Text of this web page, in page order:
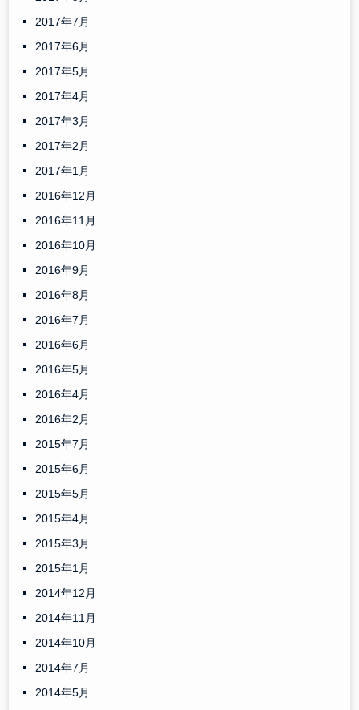
2017年7月
2017年6月
2017年5月
2017年4月
2017年3月
2017年2月
2017年1月
2016年12月
2016年11月
2016年10月
2016年9月
2016年8月
2016年7月
2016年6月
2016年5月
2016年4月
2016年2月
2015年7月
2015年6月
2015年5月
2015年4月
2015年3月
2015年1月
2014年12月
2014年11月
2014年10月
2014年7月
2014年5月